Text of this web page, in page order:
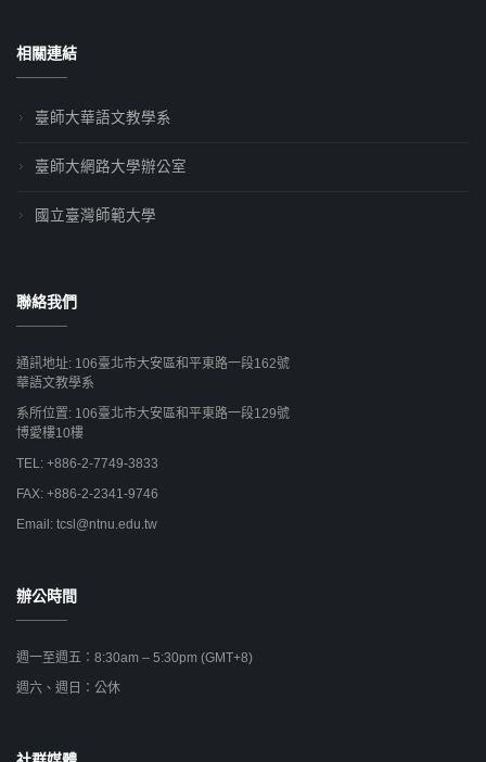
相關連結
臺師大華語文教學系
臺師大網路大學辦公室
國立臺灣師範大學
聯絡我們
通訊地址: 106臺北市大安區和平東路一段162號
華語文教學系
系所位置: 106臺北市大安區和平東路一段129號
博愛樓10樓
TEL: +886-2-7749-3833
FAX: +886-2-2341-9746
Email: tcsl@ntnu.edu.tw
辦公時間
週一至週五：8:30am – 5:30pm (GMT+8)
週六、週日：公休